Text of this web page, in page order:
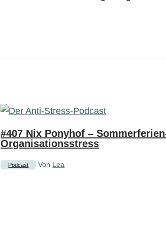
#407 Nix Ponyhof –
Organisationsstress
Podcast Von Lea